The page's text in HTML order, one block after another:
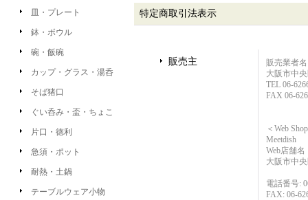
皿・プレート
鉢・ボウル
碗・飯碗
カップ・グラス・湯呑
そば猪口
ぐい呑み・盃・ちょこ
片口・徳利
急須・ポット
耐熱・土鍋
テーブルウェア小物
特定商取引法表示
販売主
販売業者
大阪市中
TEL 06-
FAX 06-
＜Web
Meetdish
Web店舗
大阪市中
電話番号:
FAX: 06-